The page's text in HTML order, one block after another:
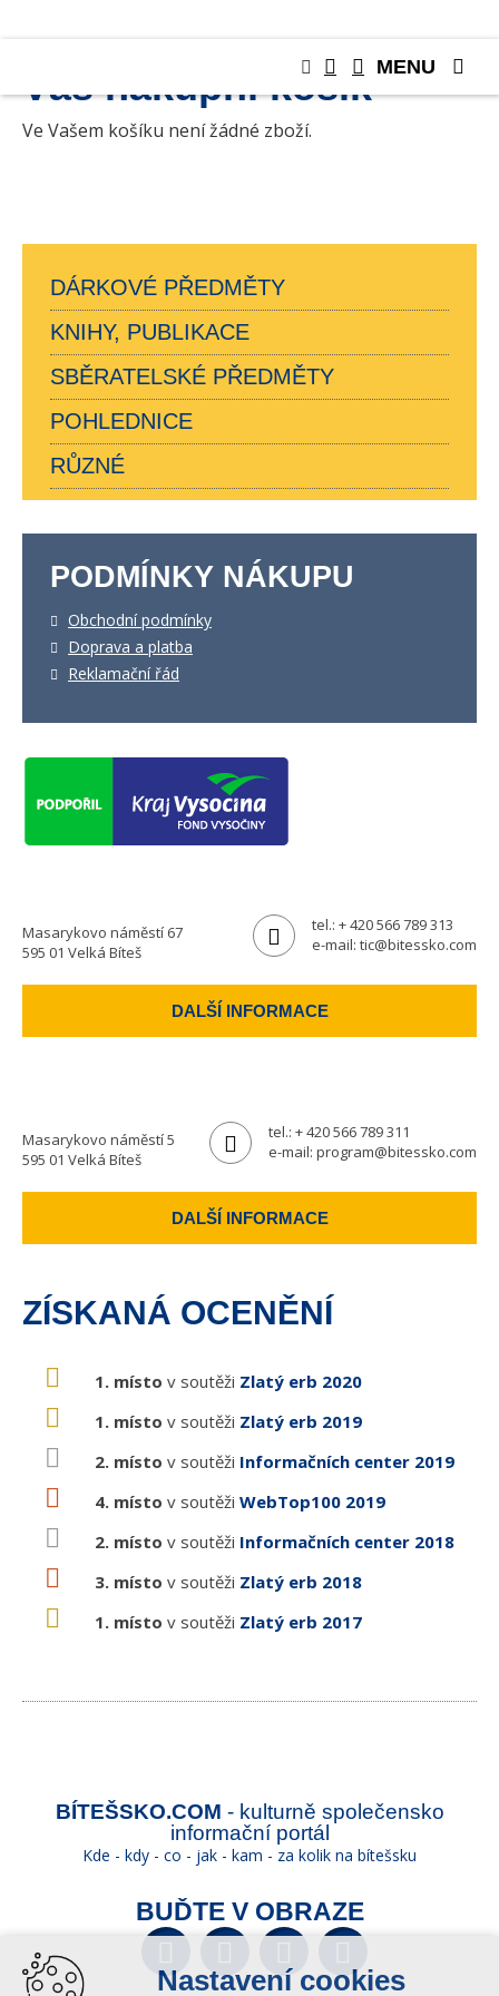
Váš nákupní košík
Ve Vašem košíku není žádné zboží.
DÁRKOVÉ PŘEDMĚTY
KNIHY, PUBLIKACE
SBĚRATELSKÉ PŘEDMĚTY
POHLEDNICE
RŮZNÉ
PODMÍNKY NÁKUPU
Obchodní podmínky
Doprava a platba
Reklamační řád
Masarykovo náměstí 67
595 01 Velká Bíteš
tel.: + 420 566 789 313
e-mail: tic@bitessko.com
DALŠÍ INFORMACE
Masarykovo náměstí 5
595 01 Velká Bíteš
tel.: + 420 566 789 311
e-mail: program@bitessko.com
DALŠÍ INFORMACE
ZÍSKANÁ OCENĚNÍ
1. místo v soutěži Zlatý erb 2020
1. místo v soutěži Zlatý erb 2019
2. místo v soutěži Informačních center 2019
4. místo v soutěži WebTop100 2019
2. místo v soutěži Informačních center 2018
3. místo v soutěži Zlatý erb 2018
1. místo v soutěži Zlatý erb 2017
BÍTEŠSKO.COM - kulturně společensko
informační portál
Kde - kdy - co - jak - kam - za kolik na bítešsku
BUĎTE V OBRAZE
MENU
Nastavení cookies